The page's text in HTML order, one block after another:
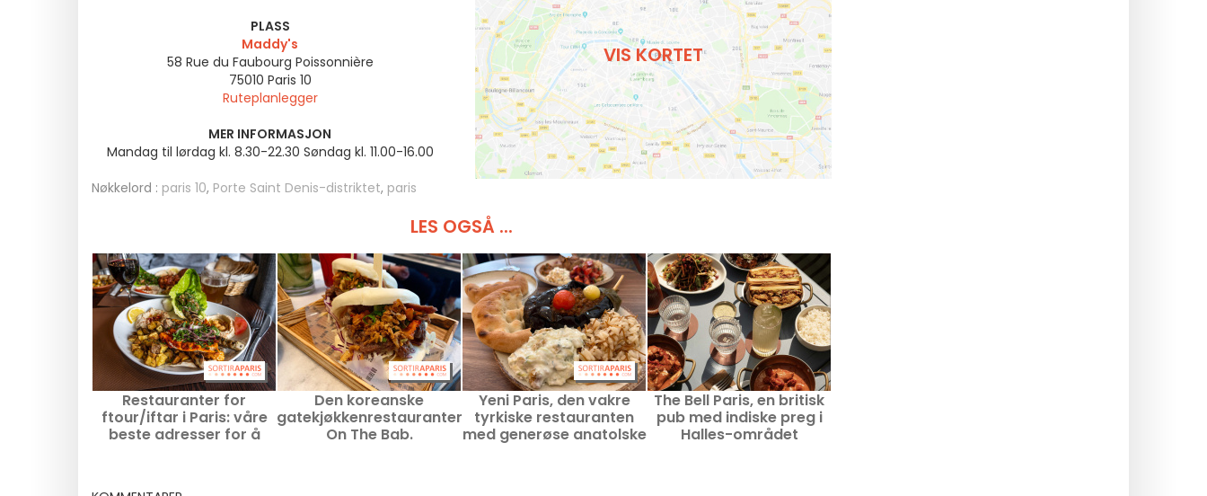
PLASS
Maddy's
58 Rue du Faubourg Poissonnière
75010 Paris 10
Ruteplanlegger
MER INFORMASJON
Mandag til lørdag kl. 8.30-22.30 Søndag kl. 11.00-16.00
VIS KORTET
Nøkkelord : paris 10, Porte Saint Denis-distriktet, paris
LES OGSÅ ...
Restauranter for
ftour/iftar i Paris: våre
beste adresser for å
Den koreanske
gatekjøkkenrestauranten
On The Bab.
Yeni Paris, den vakre
tyrkiske restauranten
med generøse anatolske
The Bell Paris, en britisk
pub med indiske preg i
Halles-området